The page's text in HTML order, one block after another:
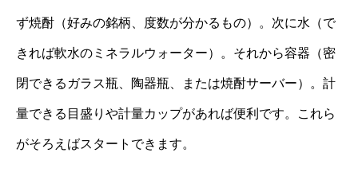
ず焼酎（好みの銘柄、度数が分かるもの）。次に水（で
きれば軟水のミネラルウォーター）。それから容器（密
閉できるガラス瓶、陶器瓶、または焼酎サーバー）。計
量できる目盛りや計量カップがあれば便利です。これら
がそろえばスタートできます。